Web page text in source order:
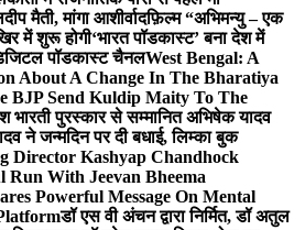
मैती, मांगा आशीर्वादफ़िल्म “अभिमन्यु – एक
में शुरू होगी‘भारत पॉडकास्ट’ बना देश में
पॉडकास्ट चैनलWest Bengal: A
About A Change In The Bharatiya
BJP Send Kuldip Maity To The
भारती पुरस्कार से सम्मानित अभिषेक यादव
ने जन्मदिन पर दी बधाई, लिम्का बुक
Director Kashyap Chandhock
Run With Jeevan Bheema
Powerful Message On Mental
डॉ एस वी अंचन द्वारा निर्मित, डॉ अतुल